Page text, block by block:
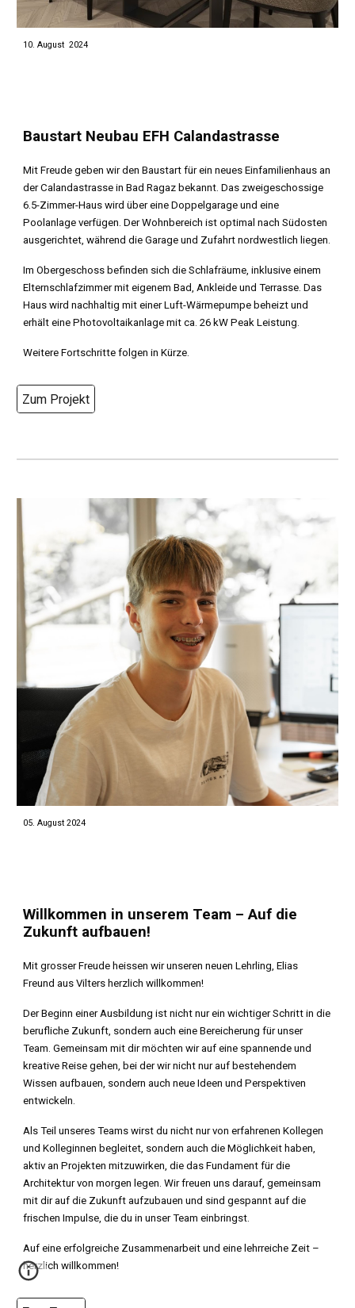
10. August 2024
Baustart Neubau EFH Calandastrasse
Mit Freude geben wir den Baustart für ein neues Einfamilienhaus an
der Calandastrasse in Bad Ragaz bekannt. Das zweigeschossige
6.5-Zimmer-Haus wird über eine Doppelgarage und eine
Poolanlage verfügen. Der Wohnbereich ist optimal nach Südosten
ausgerichtet, während die Garage und Zufahrt nordwestlich liegen.
Im Obergeschoss befinden sich die Schlafräume, inklusive einem
Elternschlafzimmer mit eigenem Bad, Ankleide und Terrasse. Das
Haus wird nachhaltig mit einer Luft-Wärmepumpe beheizt und
erhält eine Photovoltaikanlage mit ca. 26 kW Peak Leistung.
Weitere Fortschritte folgen in Kürze.
Zum Projekt
05.August2024
Willkommen in unserem Team – Auf die
Zukunft aufbauen!
Mit grosser Freude heissen wir unseren neuen Lehrling, Elias
Freund aus Vilters herzlich willkommen!
Der Beginn einer Ausbildung ist nicht nur ein wichtiger Schritt in die
berufliche Zukunft, sondern auch eine Bereicherung für unser
Team. Gemeinsam mit dir möchten wir auf eine spannende und
kreative Reise gehen, bei der wir nicht nur auf bestehendem
Wissen aufbauen, sondern auch neue Ideen und Perspektiven
entwickeln.
Als Teil unseres Teams wirst du nicht nur von erfahrenen Kollegen
und Kolleginnen begleitet, sondern auch die Möglichkeit haben,
aktiv an Projekten mitzuwirken, die das Fundament für die
Architektur von morgen legen. Wir freuen uns darauf, gemeinsam
mit dir auf die Zukunft aufzubauen und sind gespannt auf die
frischen Impulse, die du in unser Team einbringst.
Auf eine erfolgreiche Zusammenarbeit und eine lehrreiche Zeit –
herzlich willkommen!